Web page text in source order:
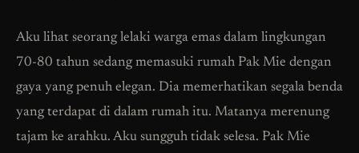
Aku lihat seorang lelaki warga emas dalam lingkungan
70-80 tahun sedang memasuki rumah Pak Mie dengan
gaya yang penuh elegan. Dia memerhatikan segala benda
yang terdapat di dalam rumah itu. Matanya merenung
tajam ke arahku. Aku sungguh tidak selesa. Pak Mie